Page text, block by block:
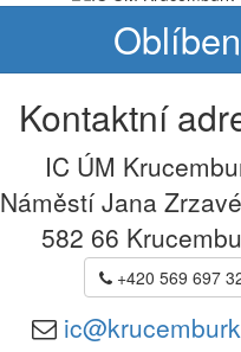
Kontaktní
IC ÚM
Náměstí Jana
582 66
+420 569 697